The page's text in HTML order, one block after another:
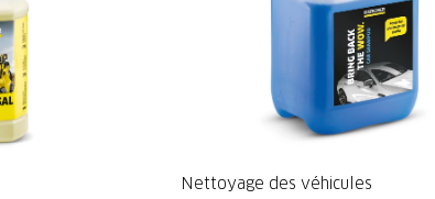
Nettoyage des véhicules